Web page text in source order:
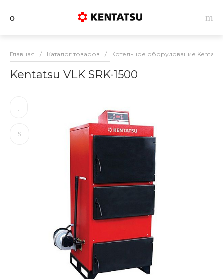
Главная / Каталог товаров / Котельное оборудование Kentatsu
Kentatsu VLK SRK-1500